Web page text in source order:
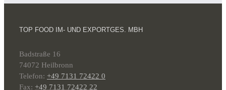
TOP FOOD IM- UND EXPORTGES. MBH
Badstraße 16
74072 Heilbronn
Telefon: +49 7131 72422 0
Fax: +49 7131 72422 22